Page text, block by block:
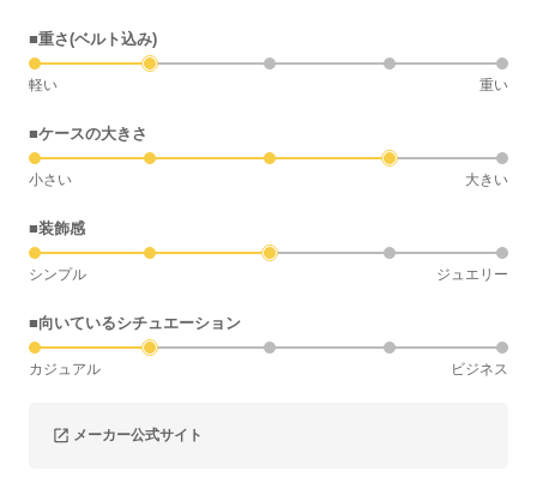
■重さ(ベルト込み)
軽い 重い
■ケースの大きさ
小さい 大きい
■装飾感
シンプル ジュエリー
■向いているシチュエーション
カジュアル ビジネス
メーカー公式サイト